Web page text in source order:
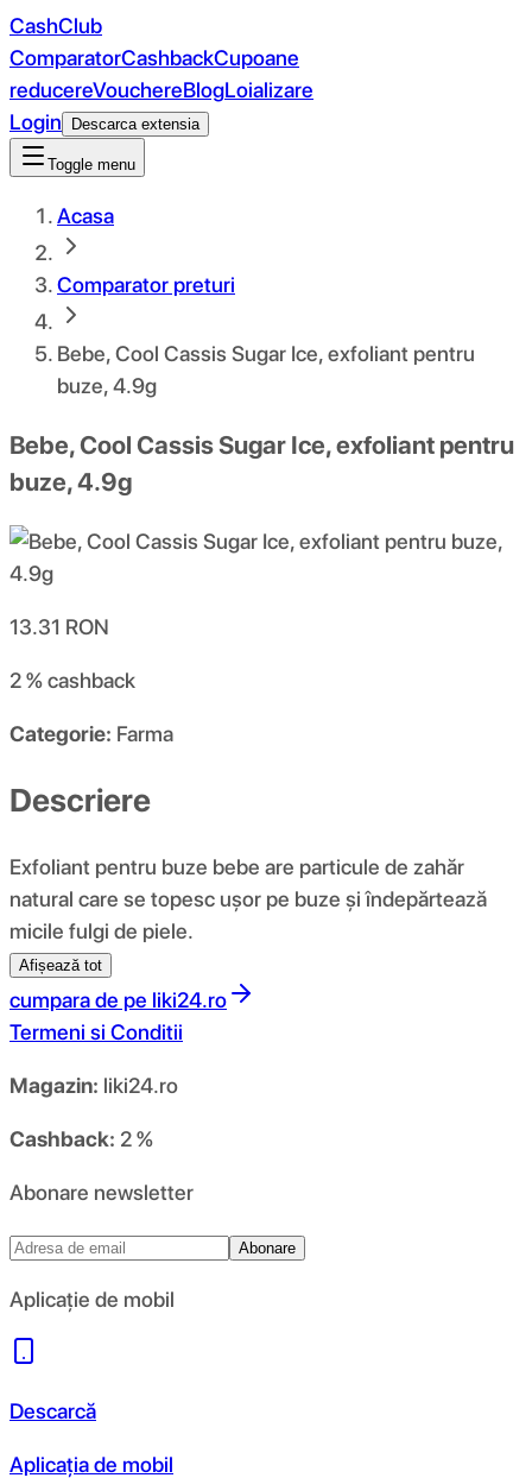
CashClub
ComparatorCashbackCupoane
reducereVouchereBlogLoializare
Login
Descarca extensia
Toggle menu
Acasa
Comparator preturi
Bebe, Cool Cassis Sugar Ice, exfoliant pentru
buze, 4.9g
Bebe, Cool Cassis Sugar Ice, exfoliant pentru
buze, 4.9g
13.31 RON
2 %cashback
Categorie: Farma
Descriere
Exfoliant pentru buze bebe are particule de zahăr
natural care se topesc ușor pe buze și îndepărtează
micile fulgi de piele.
Afișează tot
cumpara de pe liki24.ro
Termeni si Conditii
Magazin: liki24.ro
Cashback: 2 %
Abonare newsletter
Abonare
Aplicație de mobil
Descarcă
Aplicația de mobil